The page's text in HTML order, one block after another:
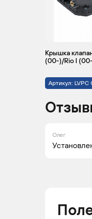
Крышка
(00-)/Rio I (00-
Артикул: LVPC
Олег